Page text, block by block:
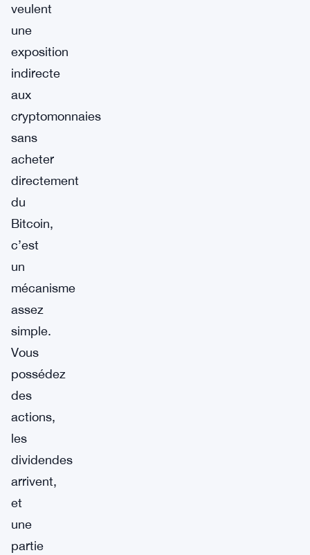
veulent
une
exposition
indirecte
aux
cryptomonnaies
sans
acheter
directement
du
Bitcoin,
c’est
un
mécanisme
assez
simple.
Vous
possédez
des
actions,
les
dividendes
arrivent,
et
une
partie